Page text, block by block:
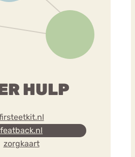
HULP
featback.nl
zorgkaart